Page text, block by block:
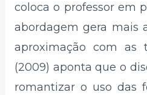
coloca o professor em
abordagem gera mais
aproximação com as
(2009) aponta que o
romantizar o uso das